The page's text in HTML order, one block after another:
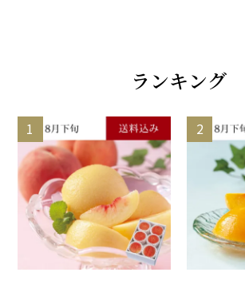
ランキング